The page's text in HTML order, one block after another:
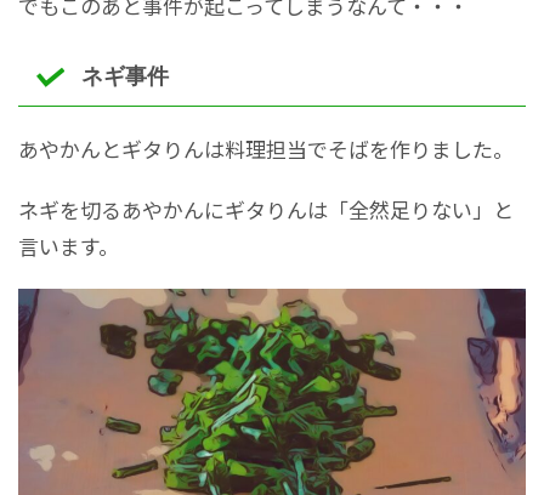
ネギ事件
あやかんとギタりんは料理担当でそばを作りました。
ネギを切るあやかんにギタりんは「全然足りない」と
言います。